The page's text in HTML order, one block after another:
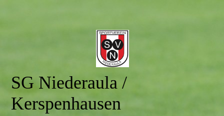
SG Niederaula /
Kerspenhausen